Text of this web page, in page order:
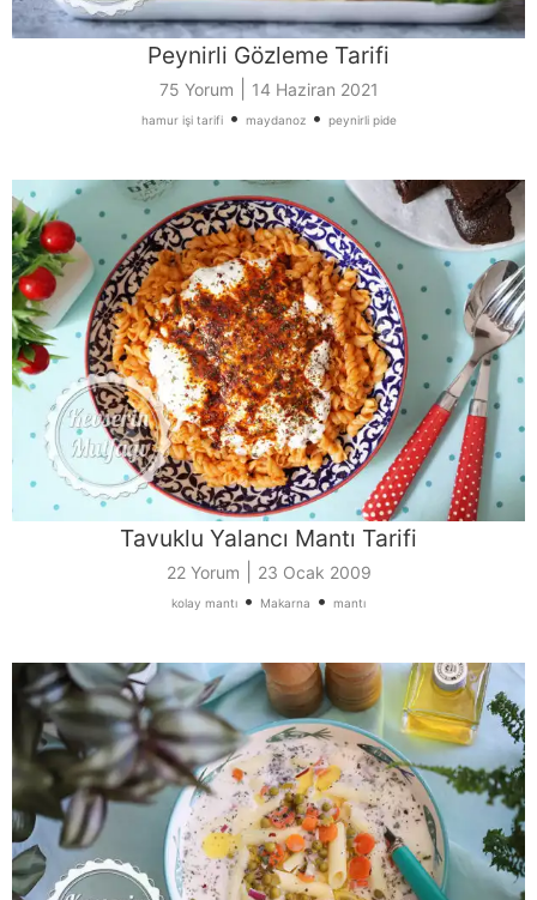
Peynirli Gözleme Tarifi
75 Yorum 14 Haziran 2021
hamur işi tarifi• maydanoz• peynirli pide
Tavuklu Yalancı Mantı Tarifi
22 Yorum 23 Ocak 2009
kolay mantı • Makarna • mantı